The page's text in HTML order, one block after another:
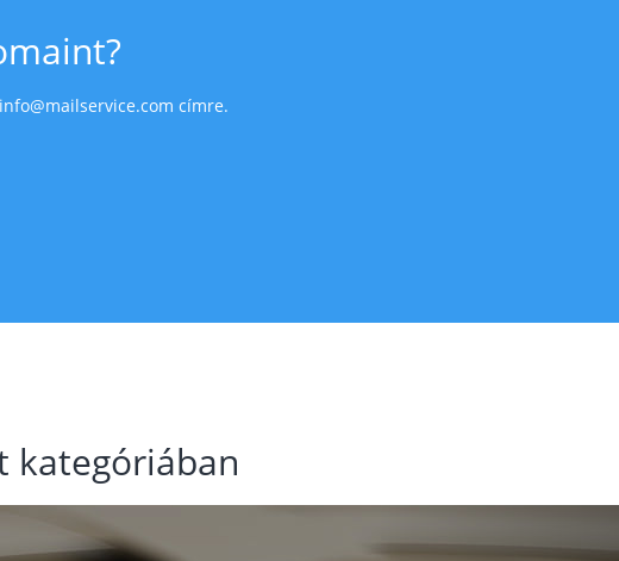
info@mailservice.com címre.
kategóriában